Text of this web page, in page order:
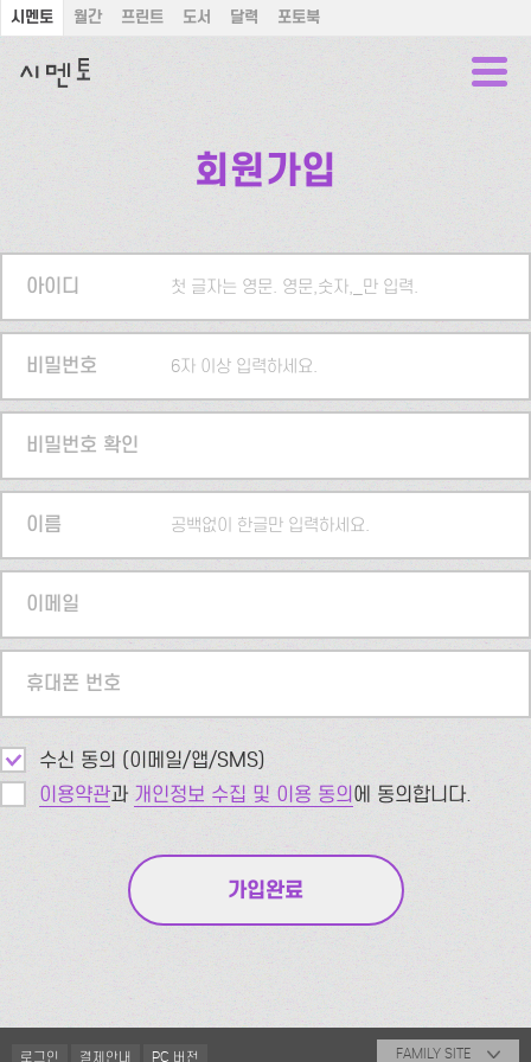
시멘토 월간 프린트 도서 달력 포토북
회원가입
아이디 첫 글자는 영문. 영문,숫자,_만 입력.
비밀번호 6자 이상 입력하세요.
비밀번호 확인
이름 공백없이 한글만 입력하세요.
이메일
휴대폰 번호
수신 동의 (이메일/앱/SMS)
이용약관과 개인정보 수집 및 이용 동의에 동의합니다.
로그인 결제안내 PC 버전 FAMILY SITE